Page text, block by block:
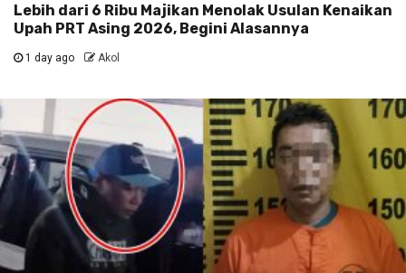
Lebih dari 6 Ribu Majikan Menolak Usulan Kenaikan
Upah PRT Asing 2026, Begini Alasannya
1 day ago Akol